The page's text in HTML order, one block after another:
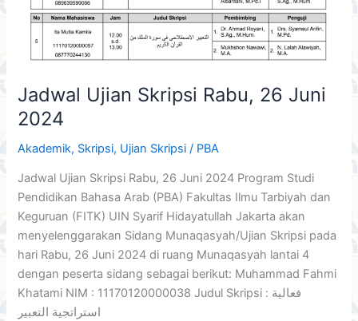
Jadwal Ujian Skripsi Rabu, 26 Juni
2024
Akademik, Skripsi, Ujian Skripsi / PBA
Jadwal Ujian Skripsi Rabu, 26 Juni 2024 Program Studi
Pendidikan Bahasa Arab (PBA) Fakultas Ilmu Tarbiyah dan
Keguruan (FITK) UIN Syarif Hidayatullah Jakarta akan
menyelenggarakan Sidang Munaqasyah/Ujian Skripsi pada
hari Rabu, 26 Juni 2024 di ruang Munaqasyah lantai 4
dengan peserta sidang sebagai berikut: Muhammad Fahmi
Khatami NIM : 11170120000038 Judul Skripsi : فعالية
استراتجية التعبير